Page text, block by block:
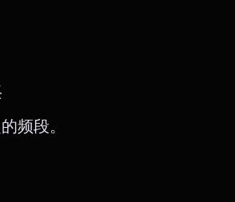
频段。